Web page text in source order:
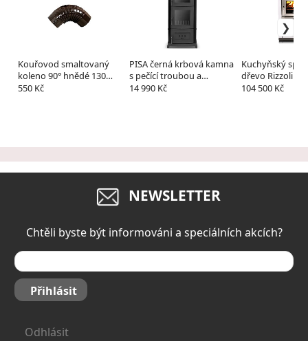
Kouřovod smaltovaný
koleno 90° hnědé 130
mm / černá
550 Kč
PISA černá krbová kamna
s pečící troubou a
litinovou varnou deskou
14 990 Kč
Kuchyňský
dřevo Rizzoli
104 500 Kč
NEWSLETTER
Chtěli byste být informováni a speciálních akcích?
Přihlásit
Odhlásit